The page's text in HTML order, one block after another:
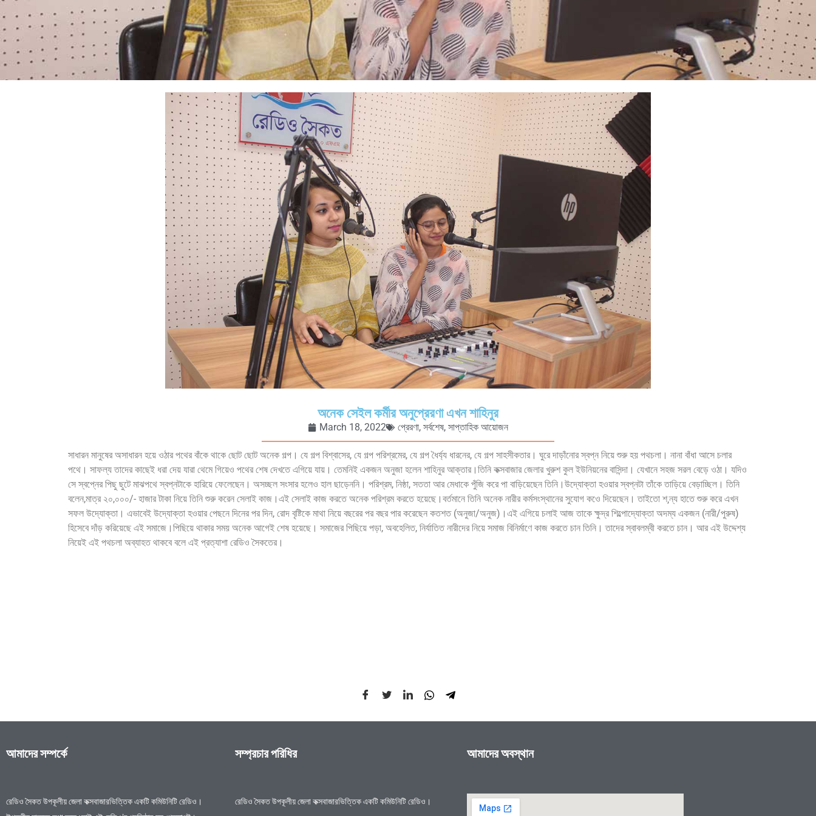
অনেক সেইল কর্মীর অনুপ্রেরণা এখন শাহিনুর
March 18, 2022 প্রেরণা, সর্বশেষ, সাপ্তাহিক আয়োজন
সাধারন মানুষের অসাধারন হয়ে ওঠার পথের বাঁকে থাকে ছোট ছোট অনেক গল্প। যে গল্প বিশ্বাসের, যে গল্প পরিশ্রমের, যে গল্প ধৈর্য্য ধারনের, যে গল্প সাহসীকতার। ঘুরে দাড়াঁনোর স্বপ্ন নিয়ে শুরু হয় পথচলা। নানা বাঁধা আসে চলার
পথে। সাফল্য তাদের কাছেই ধরা দেয় যারা থেমে গিয়েও পথের শেষ দেখতে এগিয়ে যায়। তেমনিই একজন অনুজা হলেন শাহিনুর আক্তার।তিনি কক্সবাজার জেলার খুরুশ কুল ইউনিয়নের বাসিন্দা। যেখানে সহজ সরল বেড়ে ওঠা। যদিও
সে স্বপ্নের পিছু ছুটে মাঝপথে স্বপ্নটাকে হারিয়ে ফেলেছেন। অসচ্ছল সংসার হলেও হাল ছাড়েননি। পরিশ্রম, নিষ্ঠা, সততা আর মেধাকে পুঁজি করে পা বাড়িয়েছেন তিনি।উদ্যোক্তা হওয়ার স্বপ্নটা তাঁকে তাড়িয়ে বেড়াচ্ছিল। তিনি
বলেন,মাত্র ২০,০০০/- হাজার টাকা নিয়ে তিনি শুরু করেন সেলাই কাজ।এই সেলাই কাজ করতে অনেক পরিশ্রম করতে হয়েছে।বর্তমানে তিনি অনেক নারীর কর্মসংস্থানের সুযোগ কওে দিয়েছেন। তাইতো শ‚ন্য হাতে শুরু করে এখন
সফল উদ্যোক্তা। এভাবেই উদ্যোক্তা হওয়ার পেছনে দিনের পর দিন, রোদ বৃষ্টিকে মাথা নিয়ে বছরের পর বছর পার করেছেন কতশত (অনুজা/অনুজ)।এই এগিয়ে চলাই আজ তাকে ক্ষুদ্র শিল্পোদ্যোক্তা অদম্য একজন (নারী/পুরুষ)
হিসেবে দাঁড় করিয়েছে এই সমাজে।পিছিয়ে থাকার সময় অনেক আগেই শেষ হয়েছে। সমাজের পিছিয়ে পড়া, অবহেলিত, নির্যাতিত নারীদের নিয়ে সমাজ বিনির্মাণে কাজ করতে চান তিনি। তাদের স্বাবলম্বী করতে চান। আর এই উদ্দেশ্য
নিয়েই এই পথচলা অব্যাহত থাকবে বলে এই প্রত্যাশা রেডিও সৈকতের।
আমাদের সম্পর্কে
রেডিও সৈকত উপকূলীয় জেলা কক্সবাজারভিত্তিক একটি কমিউনিটি রেডিও।
সম্প্রচার পরিধির
রেডিও সৈকত উপকূলীয় জেলা কক্সবাজারভিত্তিক একটি কমিউনিটি রেডিও।
আমাদের অবস্থান